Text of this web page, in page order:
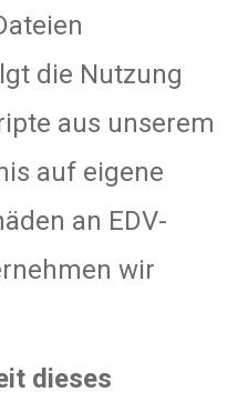
die Nutzung
aus unserem
auf eigene
an EDV-
wir
dieses